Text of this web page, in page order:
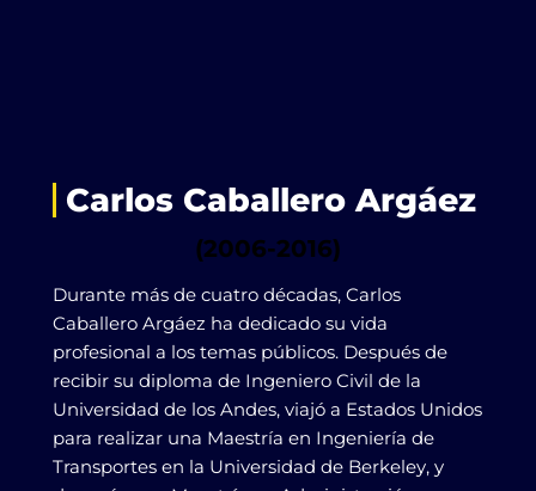
Carlos Caballero Argáez
(2006-2016)
Durante más de cuatro décadas, Carlos
Caballero Argáez ha dedicado su vida
profesional a los temas públicos. Después de
recibir su diploma de Ingeniero Civil de la
Universidad de los Andes, viajó a Estados Unidos
para realizar una Maestría en Ingeniería de
Transportes en la Universidad de Berkeley, y